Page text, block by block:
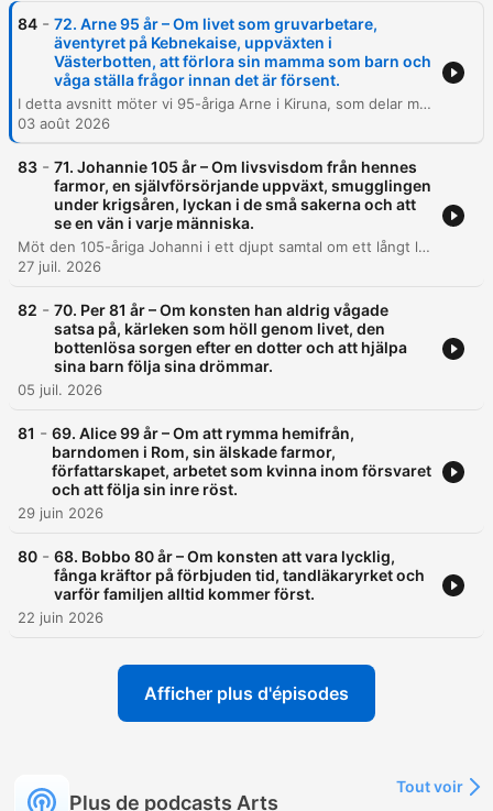
84 - 72. Arne 95 år – Om livet som gruvarbetare,
äventyret på Kebnekaise, uppväxten i
Västerbotten, att förlora sin mamma som barn och
våga ställa frågor innan det är försent.
I detta avsnitt möter vi 95-åriga Arne i Kiruna, som delar med sig av personliga minnen från sin barndom utanför Skellefteå, livet i bageriet och sin tid som närstående till hustrun Kerstin. Samtalet rör även historiska expeditioner till Kebnekaise och reflektioner kring naturens betydelse. Utöver de personliga berättelserna analyseras politiska förslag gällande pension och ekonomi för äldre i Ekonomiminuten, samt besöks Riksbyggens Bonum-koncept för seniorboenden. Avsnittet avslutas med Arnes livsråd om vikten av mänsklig kontakt och tacksamhet.
03 août 2026
83 - 71. Johannie 105 år – Om livsvisdom från hennes
farmor, en självförsörjande uppväxt, smugglingen
under krigsåren, lyckan i de små sakerna och att
se en vän i varje människa.
Möt den 105-åriga Johanni i ett djupt samtal om ett långt liv fyllt av både prövningar och visdom. Hon delar med sig av minnen från sin barndom i Norge, flytten till Sverige och de starka upplevelserna under andra världskriget, inklusive smuggling över gränsen samt personliga förluster. Avsnittet utforskar även teman som självförsörjning, entreprenörskap i Sälen och vikten av att finna lyckan i vardagens små ögonblick. Vi får även ett besök hos 60plusbanken där fokus ligger på ekonomiska behov för livshändelser och renoveringar.
27 juil. 2026
82 - 70. Per 81 år – Om konsten han aldrig vågade
satsa på, kärleken som höll genom livet, den
bottenlösa sorgen efter en dotter och att hjälpa
sina barn följa sina drömmar.
05 juil. 2026
81 - 69. Alice 99 år – Om att rymma hemifrån,
barndomen i Rom, sin älskade farmor,
författarskapet, arbetet som kvinna inom försvaret
och att följa sin inre röst.
29 juin 2026
80 - 68. Bobbo 80 år – Om konsten att vara lycklig,
fånga kräftor på förbjuden tid, tandläkaryrket och
varför familjen alltid kommer först.
22 juin 2026
Afficher plus d'épisodes
Plus de podcasts Arts
Tout voir